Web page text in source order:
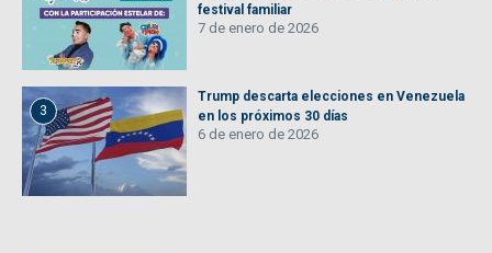
festival familiar
7 de enero de 2026
3
Trump descarta elecciones en Venezuela
en los próximos 30 días
6 de enero de 2026